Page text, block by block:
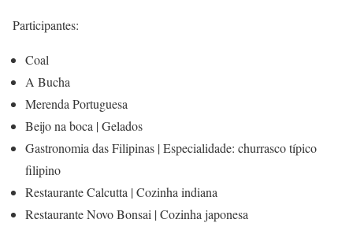
Participantes:
Coal
A Bucha
Merenda Portuguesa
Beijo na boca | Gelados
Gastronomia das Filipinas | Especialidade: churrasco típico
filipino
Restaurante Calcutta | Cozinha indiana
Restaurante Novo Bonsai | Cozinha japonesa